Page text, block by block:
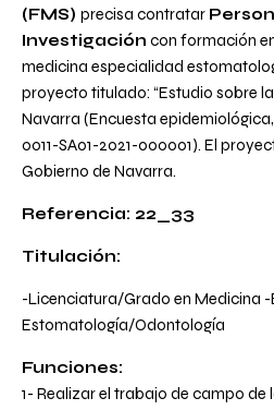
(FMS) precisa contratar
Investigación con formación
medicina especialidad
proyecto titulado: “Estudio sobre
Navarra (Encuesta
0011-SA01-2021-000001). El
Gobierno de Navarra.
Referencia: 22_33
Titulación:
-Licenciatura/Grado en Medicina
Estomatología/Odontología
Funciones:
1- Realizar el trabajo de campo de